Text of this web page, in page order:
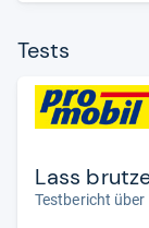
Tests
Lass
Testbericht über